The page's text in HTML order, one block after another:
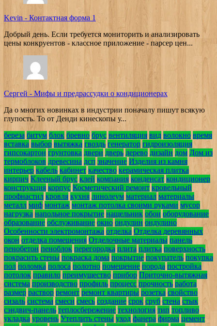
Kevin - Контактная форма 1
Добрый день. Если требуется мониторить и анализировать
цены конкруентов - классное приложение - парсер цен...
Сергей - Мифы и предрассудки о кондиционерах
Да о многих новинках в индустрии поначалу пишут всякую
глупость. То от Денди кинескопы у...
береза битум блок бревно брус вентиляция вид волокно время
вставка выбор вытяжка гвоздь генератор гидроизоляция
гипсокартон грунтовка двери дверь дерево дизайн дом Дом из
термоблоков древесина дсп значение Изделия из камня
интерьер кабель кабинет качество керамическая плитка
кирпич Клееный брус клей компания конденсат кондиционер
конструкция корпус Косметический ремонт кровельный
профнастил кровля кухня линолеум материал материалы
металл миф монтаж монтаж потолка своими руками мусор
нагрузка напольное покрытие нащельник обои оборудование
образование обслуживание окно ондулин ондулино
Особенности электромонтажа отделка Отделка деревянных
окон отделка помещения Отделочные материалы панель
пенобетон пеноблок перегородка плита плитка поверхность
покрасить стены покраска дома покрытие покупатель покупка
пол поломка полоса полотно помещение порода постройка
потолок правило преимущество прибор Приточно-вытяжная
система производство профиль процесс прочность работа
размер раствор ремонт ремонт квартиры розетка свойство
сизаль система смеси смесь создание срок сруб стена стык
сэндвич-панель теплосбережение технология тип топливо
укладка уровень Утеплить стены уход фанера фирма цемент